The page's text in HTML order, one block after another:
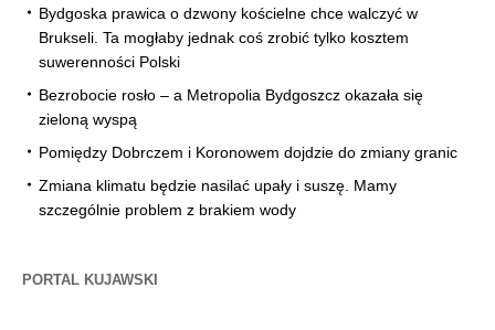
Bydgoska prawica o dzwony kościelne chce walczyć w
Brukseli. Ta mogłaby jednak coś zrobić tylko kosztem
suwerenności Polski
Bezrobocie rosło – a Metropolia Bydgoszcz okazała się
zieloną wyspą
Pomiędzy Dobrczem i Koronowem dojdzie do zmiany granic
Zmiana klimatu będzie nasilać upały i suszę. Mamy
szczególnie problem z brakiem wody
PORTAL KUJAWSKI